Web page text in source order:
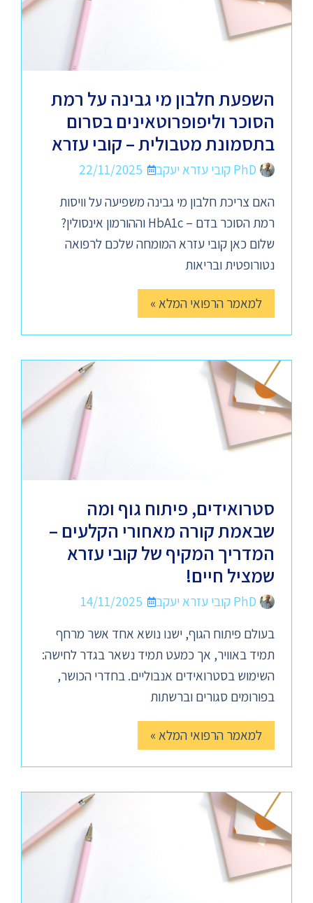
השפעת חלבון מי גבינה על רמת
הסוכר וליפופרוטאינים בסרום
בתסמונת מטבולית – קובי עזרא
PhD קובי עזרא יעקב
22/11/2025
האם צריכת חלבון מי גבינה משפיעה על וויסות
רמת הסוכר בדם – HbA1c וההורמון אינסולין?
שלום כאן קובי עזרא המומחה שלכם לרפואה
נטורופטית ובריאות
למאמר הרפואי המלא »
סטרואידים, פיתוח גוף ומה
שבאמת קורה מאחורי הקלעים –
המדריך המקיף של קובי עזרא
שמציל חיים!
PhD קובי עזרא יעקב
14/11/2025
בעולם פיתוח הגוף, ישנו נושא אחד אשר מרחף
תמיד באוויר, אך כמעט תמיד נשאר בגדר לחישה:
השימוש בסטרואידים אנבוליים. בחדרי הכושר,
בפורומים סגורים וברשתות
למאמר הרפואי המלא »